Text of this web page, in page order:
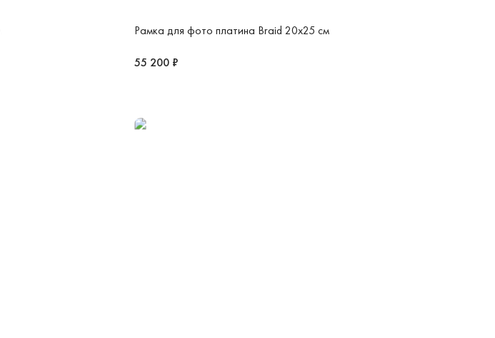
Рамка для фото платина Braid 20х25 см
55 200 ₽